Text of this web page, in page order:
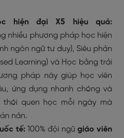
hiện đại X5 hiệu quả:
nhiều phương pháp học hiện
ngôn ngữ tư duy), Siêu phản
Learning) và Học bằng trải
pháp này giúp học viên
ứng dụng nhanh chóng và
quen học mỗi ngày mà
nản.
tế:100% đội ngũgiáo viên